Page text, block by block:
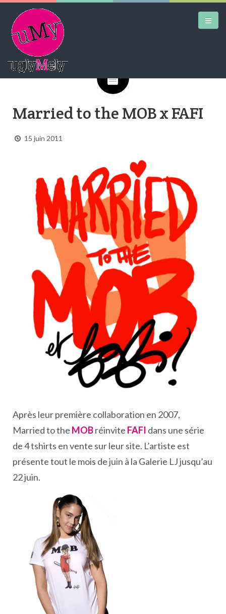
AIRTRAINERPEDIA
CONTACT
Google+
Married to the MOB x FAFI
15 juin 2011
Après leur première collaboration en 2007,
Married to the MOBréinvite FAFI dans une série
de 4 tshirts en vente sur leur site. L’artiste est
présente tout le mois de juin à la Galerie LJ jusqu’au
22 juin.